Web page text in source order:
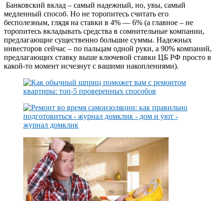
Банковский вклад – самый надежный, но, увы, самый
медленный способ. Но не торопитесь считать его
бесполезным, глядя на ставки в 4% — 6% (а главное – не
торопитесь вкладывать средства в сомнительные компании,
предлагающие существенно большие суммы. Надежных
инвесторов сейчас – по пальцам одной руки, а 90% компаний,
предлагающих ставку выше ключевой ставки ЦБ РФ просто в
какой-то момент исчезнут с вашими накоплениями).